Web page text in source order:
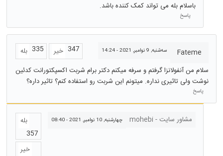
باسلام بله می تواند کمک کننده باشد.
پاسخ
Fateme سه‌شنبه, 9 نوامبر, 2021 - 14:24 بله 335 خیر 347
سلام من آنفولانزا گرفتم و سرفه میکنم دکتر برام شربت اکسپکتورانت کدئین
نوشت ولی تاثیری نداره. میتونم این شربت رو استفاده کنم؟ تاثیر داره؟
پاسخ
مشاور سایت - mohebi چهارشنبه, 10 نوامبر, 2021 - 08:40
بله
357
خیر